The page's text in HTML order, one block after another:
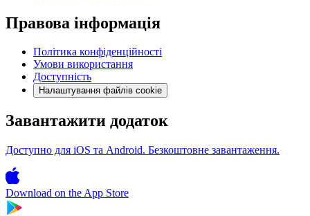
Правова інформація
Політика конфіденційності
Умови використання
Доступність
Налаштування файлів cookie
Завантажити додаток
Доступно для iOS та Android. Безкоштовне завантаження.
Download on the App Store